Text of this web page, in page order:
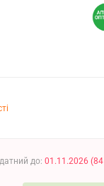
до: 01.11.2026 (84